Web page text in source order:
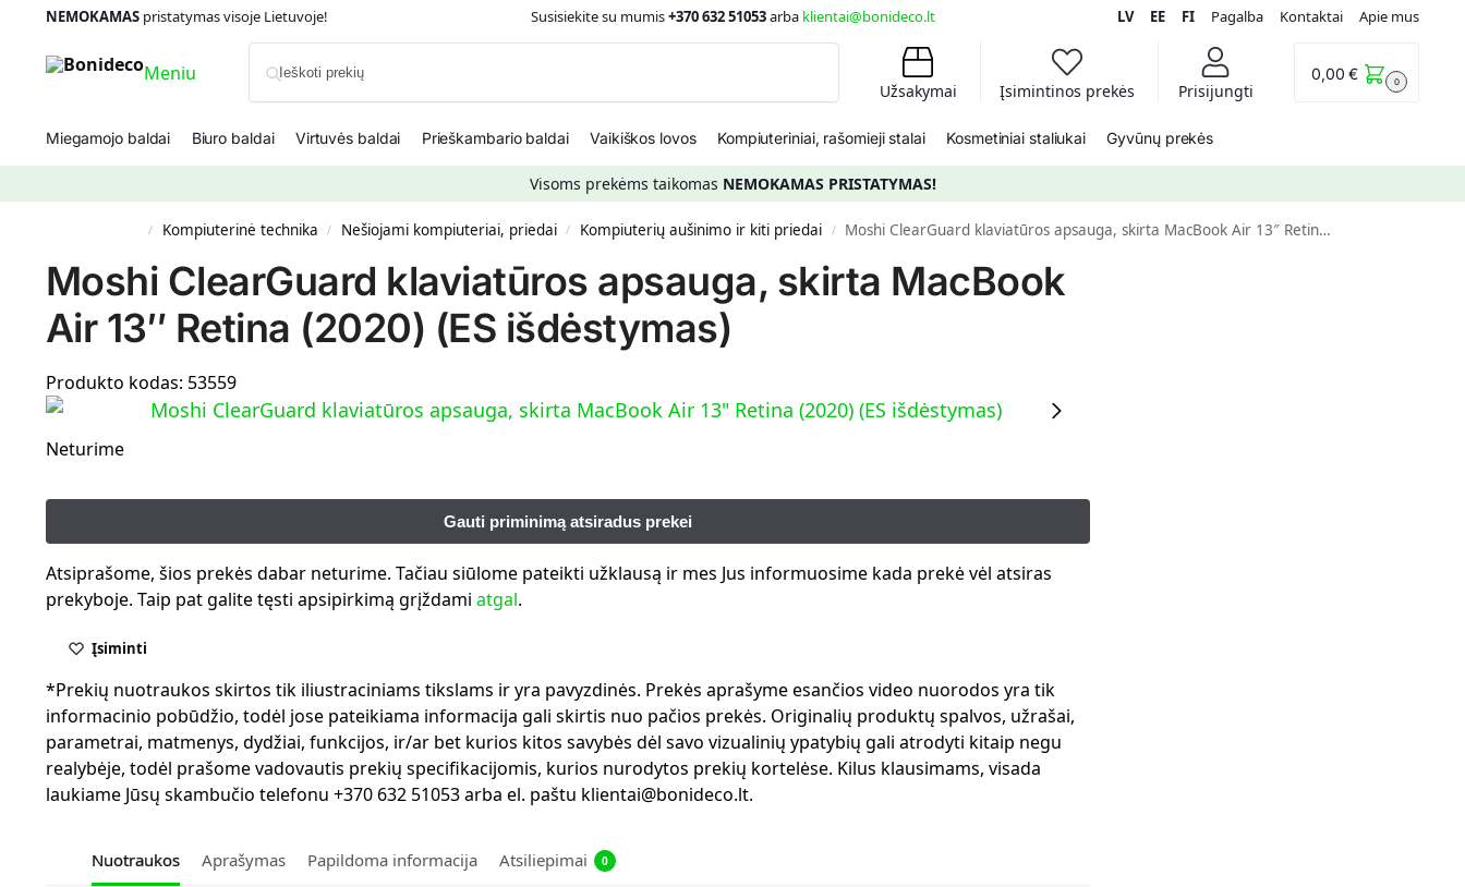
NEMOKAMASpristatymas visoje Lietuvoje! Susisiekite su mumis+370 632 51053arba klientai@bonideco.lt LV EE FI Pagalba Kontaktai Apie mus
Meniu
Užsakymai Įsimintinos prekės Prisijungti
0,00€ 0
Miegamojo baldai Biuro baldai Virtuvės baldai Prieškambario baldai Vaikiškos lovos Kompiuteriniai, rašomieji stalai Kosmetiniai staliukai Gyvūnų prekės
Visoms prekėms taikomas NEMOKAMAS PRISTATYMAS!
/ Kompiuterinė technika / Nešiojami kompiuteriai, priedai / Kompiuterių aušinimo ir kiti priedai / Moshi ClearGuard klaviatūros apsauga, skirta MacBook Air 13″ Retina (2020) (ES išdėstymas)
Moshi ClearGuard klaviatūros apsauga, skirta MacBook
Air 13″ Retina (2020) (ES išdėstymas)
Produkto kodas: 53559
Neturime
Atsiprašome, šios prekės dabar neturime. Tačiau siūlome pateikti užklausą ir mes Jus informuosime kada prekė vėl atsiras
prekyboje. Taip pat galite tęsti apsipirkimą grįždami atgal.
Įsiminti
*Prekių nuotraukos skirtos tik iliustraciniams tikslams ir yra pavyzdinės. Prekės aprašyme esančios video nuorodos yra tik
informacinio pobūdžio, todėl jose pateikiama informacija gali skirtis nuo pačios prekės. Originalių produktų spalvos, užrašai,
parametrai, matmenys, dydžiai, funkcijos, ir/ar bet kurios kitos savybės dėl savo vizualinių ypatybių gali atrodyti kitaip negu
realybėje, todėl prašome vadovautis prekių specifikacijomis, kurios nurodytos prekių kortelėse. Kilus klausimams, visada
laukiame Jūsų skambučio telefonu +370 632 51053 arba el. paštu klientai@bonideco.lt.
Nuotraukos Aprašymas Papildoma informacija Atsiliepimai 0